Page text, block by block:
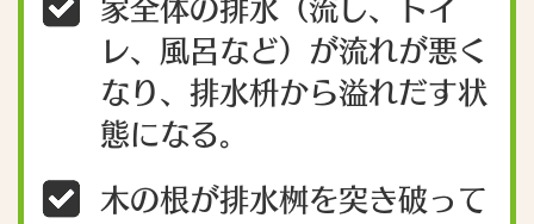
家全体の排水（流し、トイ
レ、風呂など）が流れが悪く
なり、排水枡から溢れだす状
態になる。
木の根が排水桝を突き破って